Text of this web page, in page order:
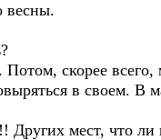
весны.
скорее
в своем.
Других мест, что